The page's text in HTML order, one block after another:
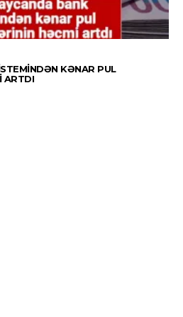
KƏNAR PUL
ARTDI